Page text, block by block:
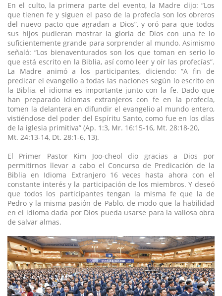
En el culto, la primera parte del evento, la Madre dijo: “Los
que tienen fe y siguen el paso de la profecía son los obreros
del nuevo pacto que agradan a Dios”, y oró para que todos
sus hijos pudieran mostrar la gloria de Dios con una fe lo
suficientemente grande para sorprender al mundo. Asimismo
señaló: “Los bienaventurados son los que toman en serio lo
que está escrito en la Biblia, así como leer y oír las profecías”.
La Madre animó a los participantes, diciendo: “A fin de
predicar el evangelio a todas las naciones según lo escrito en
la Biblia, el idioma es importante junto con la fe. Dado que
han preparado idiomas extranjeros con fe en la profecía,
tomen la delantera en difundir el evangelio al mundo entero,
vistiéndose del poder del Espíritu Santo, como fue en los días
de la iglesia primitiva” (Ap. 1:3, Mr. 16:15-16, Mt. 28:18-20,
Mt. 24:13-14, Dt. 28:1-6, 13).
El Primer Pastor Kim Joo-cheol dio gracias a Dios por
permitirnos llevar a cabo el Concurso de Predicación de la
Biblia en Idioma Extranjero 16 veces hasta ahora con el
constante interés y la participación de los miembros. Y deseó
que todos los participantes tengan la misma fe que la de
Pedro y la misma pasión de Pablo, de modo que la habilidad
en el idioma dada por Dios pueda usarse para la valiosa obra
de salvar almas.